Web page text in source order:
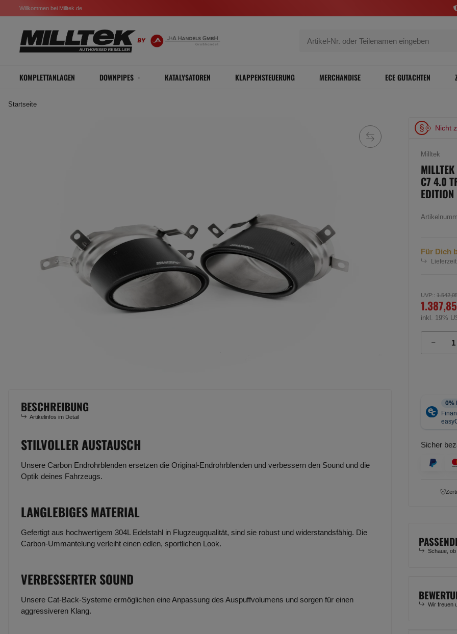
Willkommen bei Milltek.de
KOMPLETTANLAGEN DOWNPIPES KATALYSATOREN KLAPPENSTEUERUNG MERCHANDISE ECE GUTACHTEN
Startseite
Nicht
Milltek
C7 4.0
EDITION
Für Dich
Lieferzeit:
UVP::
inkl. 19%
Sicher
Schaue,
Wir freuen
BESCHREIBUNG
Artikelinfos im Detail
STILVOLLER AUSTAUSCH
Unsere Carbon Endrohrblenden ersetzen die Original-Endrohrblenden und verbessern den Sound und die
Optik deines Fahrzeugs.
LANGLEBIGES MATERIAL
Gefertigt aus hochwertigem 304L Edelstahl in Flugzeugqualität, sind sie robust und widerstandsfähig. Die
Carbon-Ummantelung verleiht einen edlen, sportlichen Look.
VERBESSERTER SOUND
Unsere Cat-Back-Systeme ermöglichen eine Anpassung des Auspuffvolumens und sorgen für einen
aggressiveren Klang.